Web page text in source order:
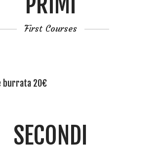
First Courses
burrata 20€
SECONDI